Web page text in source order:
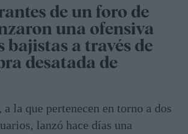
de un foro de
una ofensiva
bajistas a través de
desatada de
la que pertenecen en torno a dos
lanzó hace días una